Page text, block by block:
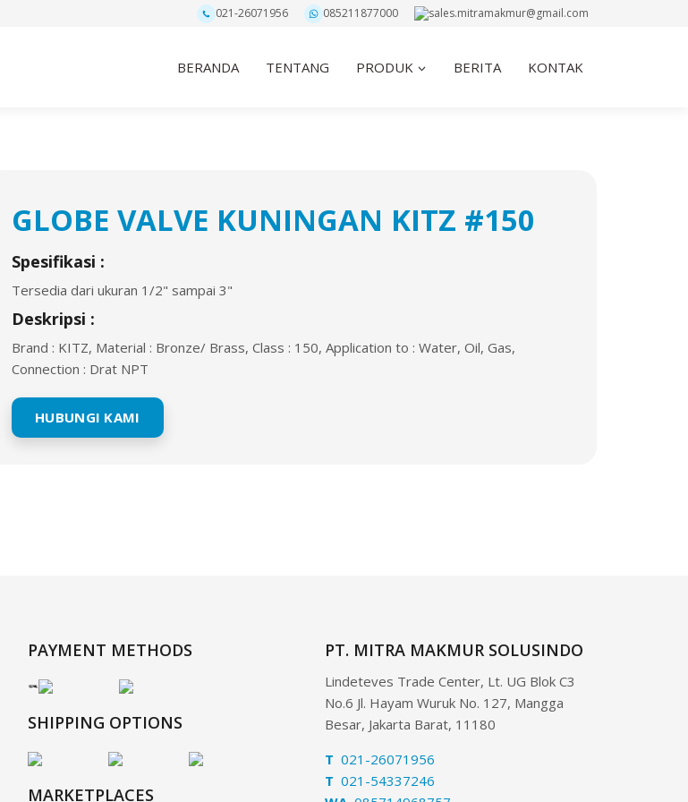
021-26071956 085211877000 sales.mitramakmur@gmail.com
BERANDA TENTANG PRODUK BERITA KONTAK
GLOBE VALVE KUNINGAN KITZ #150
Spesifikasi :
Tersedia dari ukuran 1/2" sampai 3"
Deskripsi :
Brand : KITZ, Material : Bronze/ Brass, Class : 150, Application to : Water, Oil, Gas,
Connection : Drat NPT
HUBUNGI KAMI
PAYMENT METHODS
SHIPPING OPTIONS
MARKETPLACES
PT. MITRA MAKMUR SOLUSINDO
Lindeteves Trade Center, Lt. UG Blok C3
No.6 Jl. Hayam Wuruk No. 127, Mangga
Besar, Jakarta Barat, 11180
T 021-26071956
T 021-54337246